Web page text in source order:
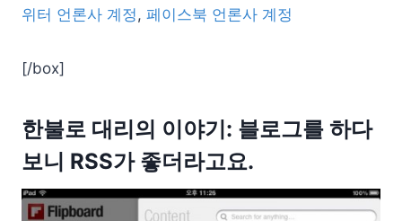
위터 언론사 계정, 페이스북 언론사 계정
[/box]
한불로 대리의 이야기: 블로그를 하다
보니 RSS가 좋더라고요.